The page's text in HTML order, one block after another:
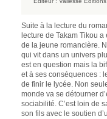
Suite à la lecture du
lecture de Takam Tikou
de la jeune romancière.
qui vit dans un univers
est en question mais la
et à ses conséquences :
de finir le lycée. Non
monde va se détourner
sociabilité. C’est loin de
son fils avec le soutien